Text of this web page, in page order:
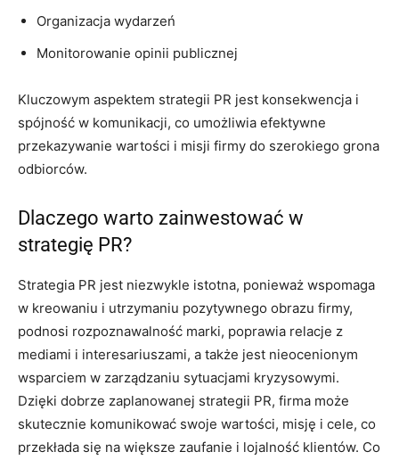
Organizacja wydarzeń
Monitorowanie opinii publicznej
Kluczowym aspektem strategii PR jest konsekwencja i
spójność w komunikacji, co umożliwia efektywne
przekazywanie wartości i misji firmy do szerokiego grona
odbiorców.
Dlaczego warto zainwestować w
strategię PR?
Strategia PR jest niezwykle istotna, ponieważ wspomaga
w kreowaniu i utrzymaniu pozytywnego obrazu firmy,
podnosi rozpoznawalność marki, poprawia relacje z
mediami i interesariuszami, a także jest nieocenionym
wsparciem w zarządzaniu sytuacjami kryzysowymi.
Dzięki dobrze zaplanowanej strategii PR, firma może
skutecznie komunikować swoje wartości, misję i cele, co
przekłada się na większe zaufanie i lojalność klientów. Co